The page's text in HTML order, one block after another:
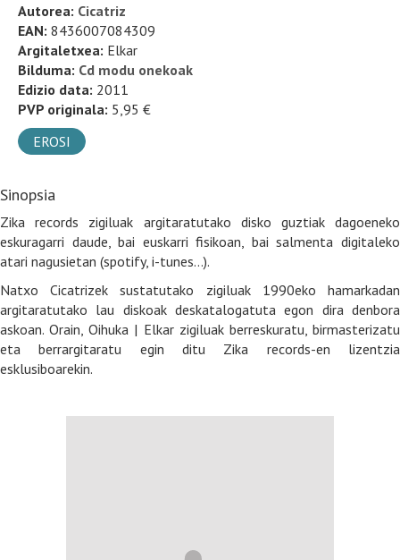
Autorea: Cicatriz
EAN: 8436007084309
Argitaletxea: Elkar
Bilduma: Cd modu onekoak
Edizio data: 2011
PVP originala: 5,95 €
EROSI
Sinopsia
Zika records zigiluak argitaratutako disko guztiak dagoeneko
eskuragarri daude, bai euskarri fisikoan, bai salmenta digitaleko
atari nagusietan (spotify, i-tunes…).
Natxo Cicatrizek sustatutako zigiluak 1990eko hamarkadan
argitaratutako lau diskoak deskatalogatuta egon dira denbora
askoan. Orain, Oihuka | Elkar zigiluak berreskuratu, birmasterizatu
eta berrargitaratu egin ditu Zika records-en lizentzia
esklusiboarekin.